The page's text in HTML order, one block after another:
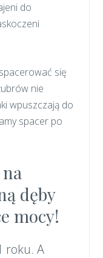
do
się
nie
wpuszczają do
spacer po
dęby
mocy!
roku. A